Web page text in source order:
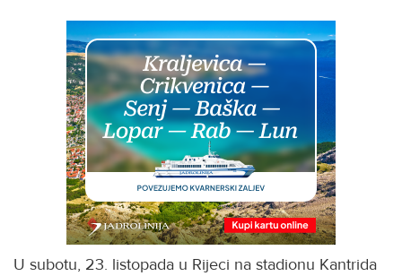
U subotu, 23. listopada u Rijeci na stadionu Kantrida